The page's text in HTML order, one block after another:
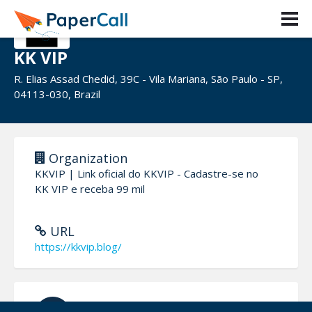
KK VIP
R. Elias Assad Chedid, 39C - Vila Mariana, São Paulo - SP,
04113-030, Brazil
Organization
KKVIP | Link oficial do KKVIP - Cadastre-se no
KK VIP e receba 99 mil
URL
https://kkvip.blog/